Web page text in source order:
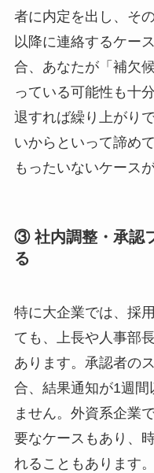
者に内定を出し、そ
以降に連絡するケー
合、あなたが「補欠
っている可能性も十
退すれば繰り上がり
いからといって諦め
もったいないケース
③ 社内調整・承認
る
特に大企業では、採
ても、上長や人事部
あります。承認者の
合、結果通知が1週間
ません。外資系企業
要なケースもあり、
れることもあります。